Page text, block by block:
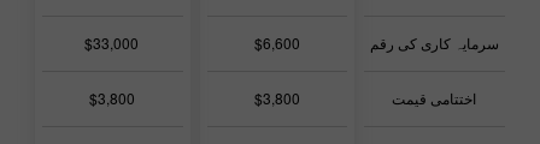
سرمایہ کاری کی رقم
اختتامی قیمت
$6,600
$3,800
$33,000
$3,800